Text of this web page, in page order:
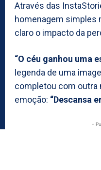
Através das
homenagem simples
claro o impacto da
“O céu ganhou uma
legenda de uma
completou com outra
emoção: “Descansa
-